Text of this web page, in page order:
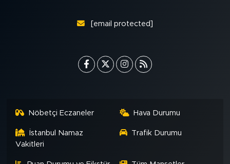
[email protected]
Nöbetçi Eczaneler Hava Durumu
İstanbul Namaz
Vakitleri
Trafik Durumu